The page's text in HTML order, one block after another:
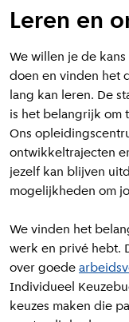
Leren en
We willen je de
doen en vinden het
lang kan leren. De
is het belangrijk om
Ons
ontwikkeltrajecten
jezelf kan blijven
mogelijkheden om
We vinden het
werk en privé hebt.
over goede
Individueel
keuzes maken die